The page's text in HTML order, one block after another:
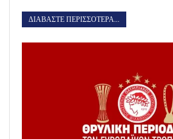
ΔΙΑΒΆΣΤΕ ΠΕΡΙΣΣΌΤΕΡΑ...